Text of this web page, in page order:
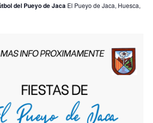
del Pueyo de Jaca El Pueyo de Jaca, Huesca,